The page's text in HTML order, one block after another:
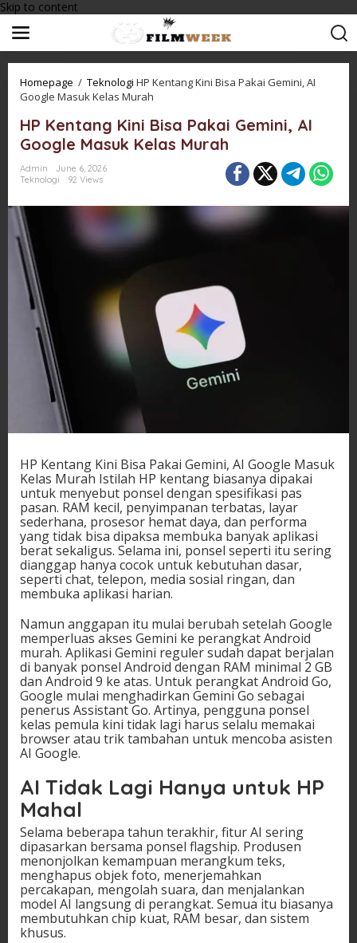
Skip to content
Homepage / Teknologi HP Kentang Kini Bisa Pakai Gemini, AI
Google Masuk Kelas Murah
HP Kentang Kini Bisa Pakai Gemini, AI
Google Masuk Kelas Murah
Admin
June 6, 2026
Teknologi
92 Views
HP Kentang Kini Bisa Pakai Gemini, AI Google Masuk
Kelas Murah Istilah HP kentang biasanya dipakai
untuk menyebut ponsel dengan spesifikasi pas
pasan. RAM kecil, penyimpanan terbatas, layar
sederhana, prosesor hemat daya, dan performa
yang tidak bisa dipaksa membuka banyak aplikasi
berat sekaligus. Selama ini, ponsel seperti itu sering
dianggap hanya cocok untuk kebutuhan dasar,
seperti chat, telepon, media sosial ringan, dan
membuka aplikasi harian.
Namun anggapan itu mulai berubah setelah Google
memperluas akses Gemini ke perangkat Android
murah. Aplikasi Gemini reguler sudah dapat berjalan
di banyak ponsel Android dengan RAM minimal 2 GB
dan Android 9 ke atas. Untuk perangkat Android Go,
Google mulai menghadirkan Gemini Go sebagai
penerus Assistant Go. Artinya, pengguna ponsel
kelas pemula kini tidak lagi harus selalu memakai
browser atau trik tambahan untuk mencoba asisten
AI Google.
AI Tidak Lagi Hanya untuk HP
Mahal
Selama beberapa tahun terakhir, fitur AI sering
dipasarkan bersama ponsel flagship. Produsen
menonjolkan kemampuan merangkum teks,
menghapus objek foto, menerjemahkan
percakapan, mengolah suara, dan menjalankan
model AI langsung di perangkat. Semua itu biasanya
membutuhkan chip kuat, RAM besar, dan sistem
khusus.